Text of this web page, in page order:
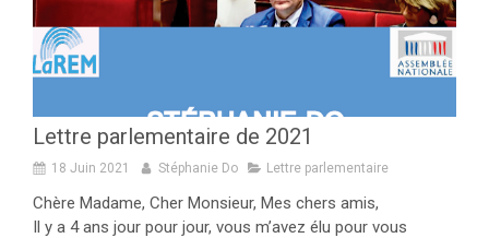
Lettre parlementaire de 2021
18 Juin 2021 Stéphanie Do Lettre parlementaire
Chère Madame, Cher Monsieur, Mes chers amis,
Il y a 4 ans jour pour jour, vous m’avez élu pour vous